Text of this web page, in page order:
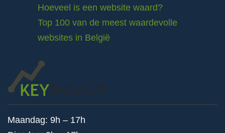
Hoeveel is een website waard?
Top 100 van de meest waardevolle
websites in België
Maandag: 9h – 17h